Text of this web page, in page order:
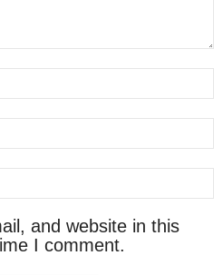
and website in this
I comment.